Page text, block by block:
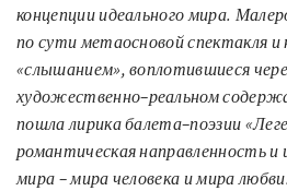
концепции идеального мира.
по сути метаосновой спектакля и
«слышанием»,воплотившиеся
художественно–реальном
пошла лирика балета–поэзии
романтическая направленность
мира – мира человека и мира любви.